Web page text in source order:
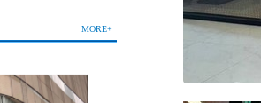
MORE+